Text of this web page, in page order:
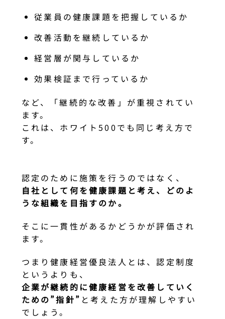
従業員の健康課題を把握しているか
改善活動を継続しているか
経営層が関与しているか
効果検証まで行っているか
など、「継続的な改善」が重視されてい
ます。
これは、ホワイト500でも同じ考え方で
す。
認定のために施策を行うのではなく、
自社として何を健康課題と考え、どのよ
うな組織を目指すのか。
そこに一貫性があるかどうかが評価され
ます。
つまり健康経営優良法人とは、認定制度
というよりも、
企業が継続的に健康経営を改善していく
ための”指針” と考えた方が理解しやすい
でしょう。